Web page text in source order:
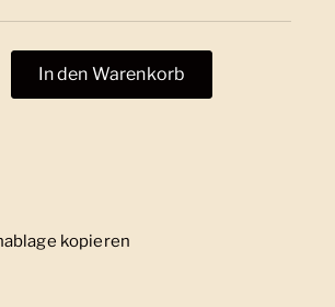
In den Warenkorb
kopieren